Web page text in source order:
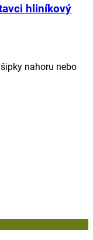
hliníkový
nahoru nebo